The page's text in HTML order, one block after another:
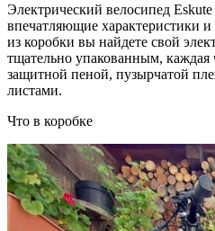
Электрический велосипед Eskute
впечатляющие характеристики
из коробки вы найдете свой
тщательно упакованным, каждая
защитной пеной, пузырчатой
листами.
Что в коробке